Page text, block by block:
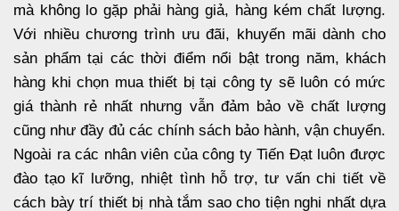
mà không lo gặp phải hàng giả, hàng kém chất lượng.
Với nhiều chương trình ưu đãi, khuyến mãi dành cho
sản phẩm tại các thời điểm nổi bật trong năm, khách
hàng khi chọn mua thiết bị tại công ty sẽ luôn có mức
giá thành rẻ nhất nhưng vẫn đảm bảo về chất lượng
cũng như đầy đủ các chính sách bảo hành, vận chuyển.
Ngoài ra các nhân viên của công ty Tiến Đạt luôn được
đào tạo kĩ lưỡng, nhiệt tình hỗ trợ, tư vấn chi tiết về
cách bày trí thiết bị nhà tắm sao cho tiện nghi nhất dựa